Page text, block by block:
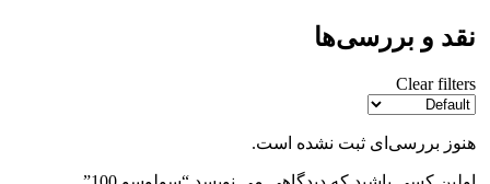
نقد و بررسی‌ها
Clear filters
هنوز بررسی‌ای ثبت نشده است.